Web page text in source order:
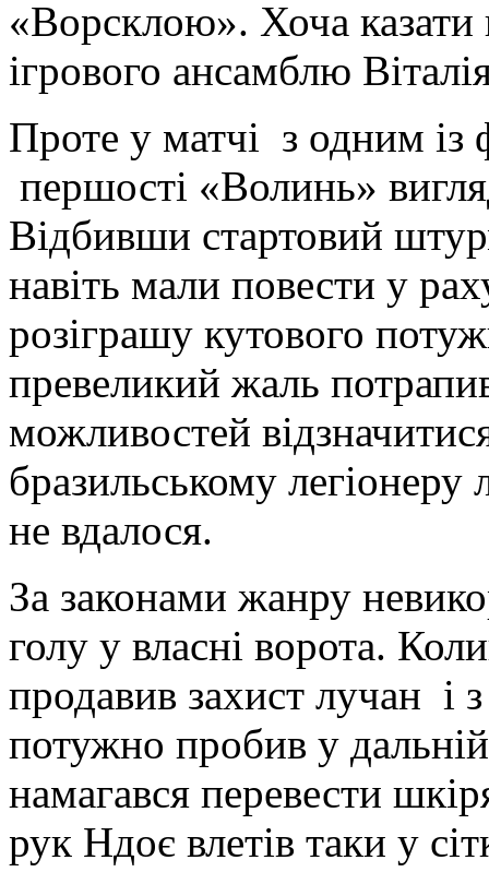
«Ворсклою». Хоча казати
ігрового ансамблю
Проте у матчі з одним із
першості «Волинь»
Відбивши стартовий
навіть мали повести у
розіграшу кутового
превеликий жаль
можливостей
бразильському легіонеру
не вдалося.
За законами жанру
голу у власні ворота.
продавив захист лучан і
потужно пробив у
намагався перевести
рук Ндоє влетів таки у